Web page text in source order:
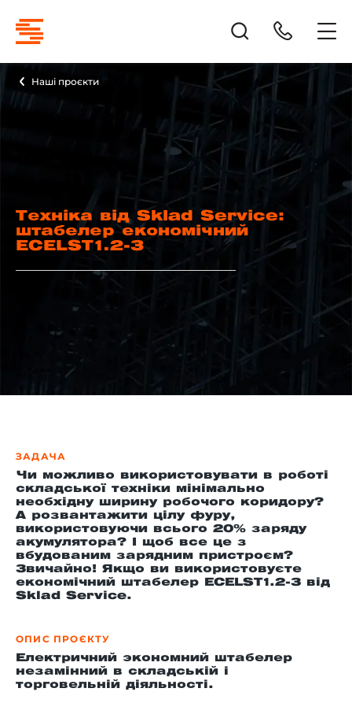
Наші проєкти
Техніка від Sklad Service:
штабелер економічний
ECELST1.2-3
ЗАДАЧА
Чи можливо використовувати в роботі
складської техніки мінімально
необхідну ширину робочого коридору?
А розвантажити цілу фуру,
використовуючи всього 20% заряду
акумулятора? І щоб все це з
вбудованим зарядним пристроєм?
Звичайно! Якщо ви використовуєте
економічний штабелер ECELST1.2-3 від
Sklad Service.
ОПИС ПРОЄКТУ
Електричний экономний штабелер
незамінний в складській і
торговельній діяльності.